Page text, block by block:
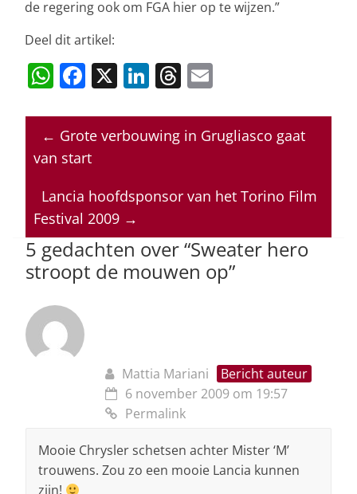
de regering ook om FGA hier op te wijzen.”
Deel dit artikel:
W
at
s
p
p
F
c
e
o
o
k
X Li
k
e
n
T
re
a
s
ai
l
← Grote verbouwing in Grugliasco gaat
van start
Lancia hoofdsponsor van het Torino Film
Festival 2009 →
5 gedachten over “Sweater hero
stroopt de mouwen op”
Mattia Mariani
Bericht auteur
6 november 2009 om 19:57
Permalink
Mooie Chrysler schetsen achter Mister ‘M’
trouwens. Zou zo een mooie Lancia kunnen
zijn!